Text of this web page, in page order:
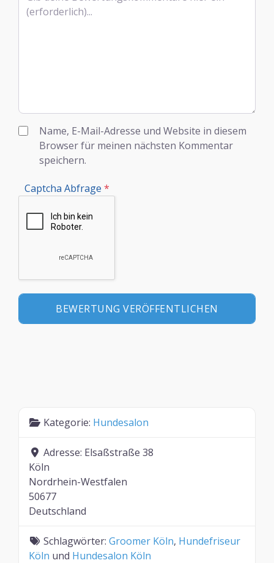
Name, E-Mail-Adresse und Website in diesem
Browser für meinen nächsten Kommentar
speichern.
Captcha Abfrage *
Kategorie: Hundesalon
Adresse: Elsaßstraße 38
Köln
Nordrhein-Westfalen
50677
Deutschland
Schlagwörter: Groomer Köln, Hundefriseur
Köln und Hundesalon Köln